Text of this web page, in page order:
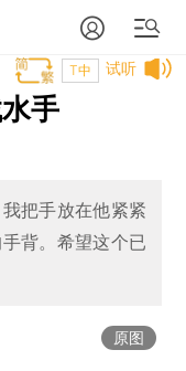
试听
T中
手
把手放在他紧紧
背。希望这个已
原图